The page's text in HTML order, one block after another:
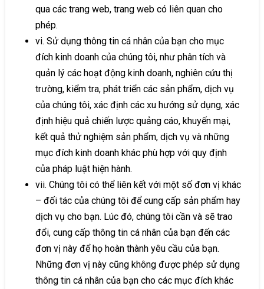
qua các trang web, trang web có liên quan cho
phép.
vi. Sử dụng thông tin cá nhân của bạn cho mục
đích kinh doanh của chúng tôi, như phân tích và
quản lý các hoạt động kinh doanh, nghiên cứu thị
trường, kiểm tra, phát triển các sản phẩm, dịch vụ
của chúng tôi, xác định các xu hướng sử dụng, xác
định hiệu quả chiến lược quảng cáo, khuyến mại,
kết quả thử nghiệm sản phẩm, dịch vụ và những
mục đích kinh doanh khác phù hợp với quy định
của pháp luật hiện hành.
vii. Chúng tôi có thể liên kết với một số đơn vị khác
– đối tác của chúng tôi để cung cấp sản phẩm hay
dịch vụ cho bạn. Lúc đó, chúng tôi cần và sẽ trao
đổi, cung cấp thông tin cá nhân của bạn đến các
đơn vị này để họ hoàn thành yêu cầu của bạn.
Những đơn vị này cũng không được phép sử dụng
thông tin cá nhân của bạn cho các mục đích khác